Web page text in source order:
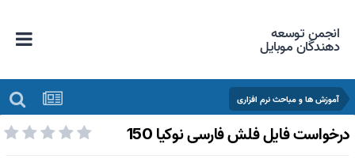
انجمن توسعه
دهندگان موبایل
آموزش ها و مباحث نرم افزاری
فایل فلش فارسی نوکیا 150